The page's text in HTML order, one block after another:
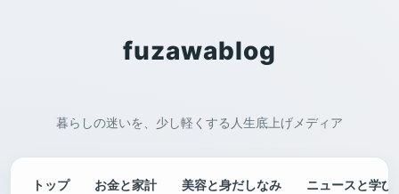
fuzawablog
暮らしの迷いを、少し軽くする人生底上げメディア
トップ お金と家計 美容と身だしなみ ニュースと学び